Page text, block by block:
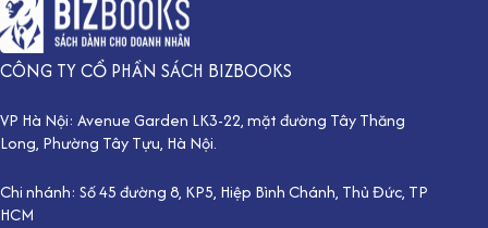
CÔNG TY CỔ PHẦN SÁCH BIZBOOKS
VP Hà Nội: Avenue Garden LK3-22, mặt đường Tây Thăng
Long, Phường Tây Tựu, Hà Nội.
Chi nhánh: Số 45 đường 8, KP5, Hiệp Bình Chánh, Thủ Đức, TP
HCM